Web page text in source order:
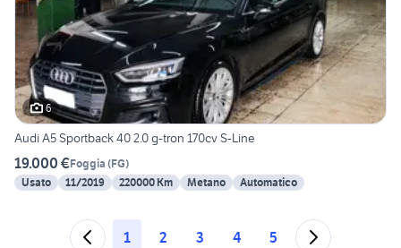
6
Audi A5 Sportback 40 2.0 g-tron 170cv S-Line
19.000 €Foggia (FG)
Usato
11/2019 220000 Km Metano Automatico
1 2 3 4 5